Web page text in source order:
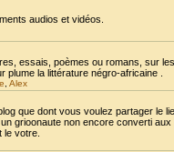
audios et vidéos.
essais, poèmes ou romans, sur
la littérature négro-africaine .
Alex
que dont vous voulez partager le
grioonaute non encore converti
votre.